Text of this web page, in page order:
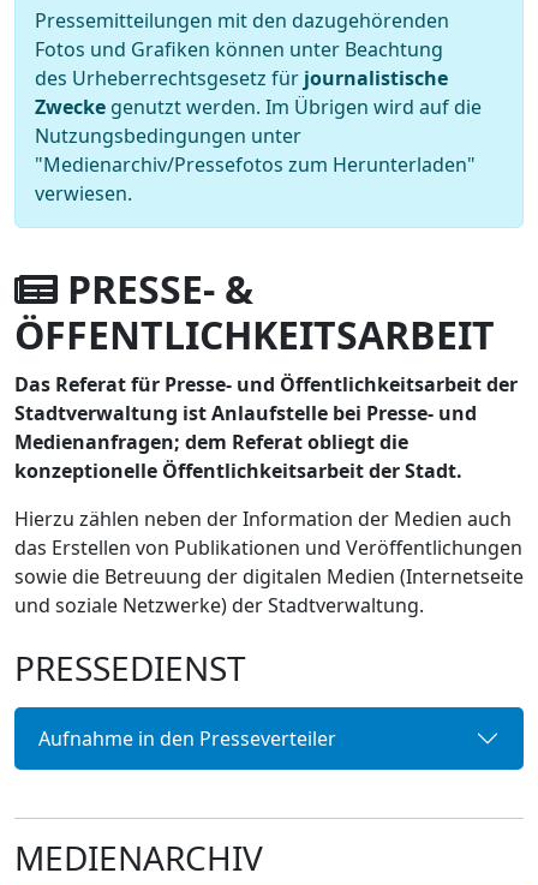
Pressemitteilungen mit den dazugehörenden
Fotos und Grafiken können unter Beachtung
des Urheberrechtsgesetz für journalistische
Zwecke genutzt werden. Im Übrigen wird auf die
Nutzungsbedingungen unter
"Medienarchiv/Pressefotos zum Herunterladen"
verwiesen.
PRESSE- &
ÖFFENTLICHKEITSARBEIT
Das Referat für Presse- und Öffentlichkeitsarbeit der
Stadtverwaltung ist Anlaufstelle bei Presse- und
Medienanfragen; dem Referat obliegt die
konzeptionelle Öffentlichkeitsarbeit der Stadt.
Hierzu zählen neben der Information der Medien auch
das Erstellen von Publikationen und Veröffentlichungen
sowie die Betreuung der digitalen Medien (Internetseite
und soziale Netzwerke) der Stadtverwaltung.
PRESSEDIENST
Aufnahme in den Presseverteiler
MEDIENARCHIV